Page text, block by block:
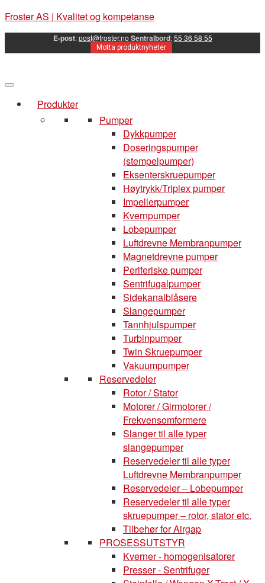
Froster AS | Kvalitet og kompetanse
E-post:post@froster.no Sentralbord:55 36 58 55
Motta produktnyheter
Produkter
Pumper
Dykkpumper
Doseringspumper
(stempelpumper)
Eksenterskruepumper
Høytrykk/Triplex pumper
Impellerpumper
Kvernpumper
Lobepumper
Luftdrevne Membranpumper
Magnetdrevne pumper
Periferiske pumper
Sentrifugalpumper
Sidekanalblåsere
Slangepumper
Tannhjulspumper
Turbinpumper
Twin Skruepumper
Vakuumpumper
Reservedeler
Rotor / Stator
Motorer / Girmotorer /
Frekvensomformere
Slanger til alle typer
slangepumper
Reservedeler til alle typer
Luftdrevne Membranpumper
Reservedeler – Lobepumper
Reservedeler til alle typer
skruepumper – rotor, stator etc.
Tilbehør for Airgap
PROSESSUTSTYR
Kverner - homogenisatorer
Presser - Sentrifuger